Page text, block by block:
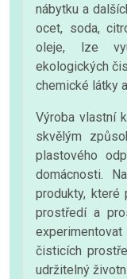
nábytku a
ocet, soda,
oleje, lze
ekologických
chemické látky
Výroba vlastní
skvělým
plastového
domácnosti.
produkty, které
prostředí a
čisticích
udržitelný